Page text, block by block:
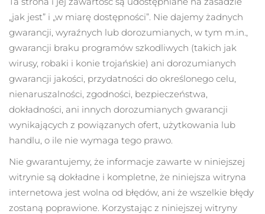
„jak jest” i „w miarę dostępności”. Nie dajemy żadnych
gwarancji, wyraźnych lub dorozumianych, w tym m.in.,
gwarancji braku programów szkodliwych (takich jak
wirusy, robaki i konie trojańskie) ani dorozumianych
gwarancji jakości, przydatności do określonego celu,
nienaruszalności, zgodności, bezpieczeństwa,
dokładności, ani innych dorozumianych gwarancji
wynikających z powiązanych ofert, użytkowania lub
handlu, o ile nie wymaga tego prawo.
Nie gwarantujemy, że informacje zawarte w niniejszej
witrynie są dokładne i kompletne, że niniejsza witryna
internetowa jest wolna od błędów, ani że wszelkie błędy
zostaną poprawione. Korzystając z niniejszej witryny